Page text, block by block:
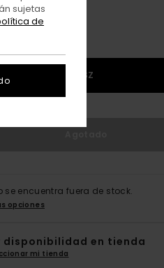
1SZ
se encuentra fuera de stock.
opciones
disponibilidad en tienda
mi tienda
sujetas
de